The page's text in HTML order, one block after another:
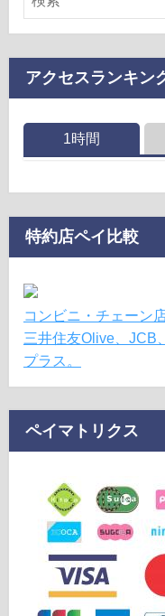
アクセスランキン
1時間
特約店ペイ比較
コンビニ・チェーン
三井住友Olive、JCB
プラス。
ペイマトリクス